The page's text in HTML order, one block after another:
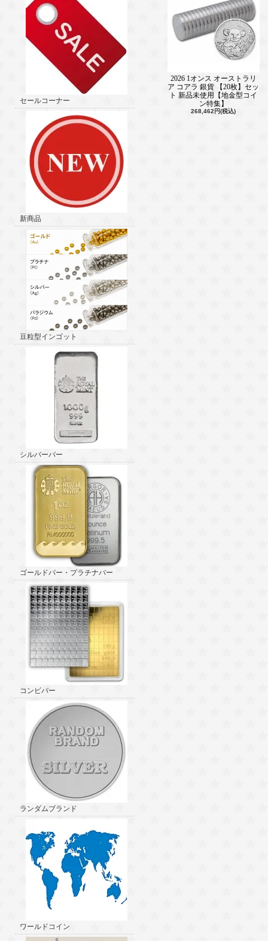
セールコーナー
新商品
豆粒型インゴット
シルバーバー
ゴールドバー・プラチナバー
コンビバー
ランダムブランド
ワールドコイン
2026 1オンス オーストラリ
ア コアラ 銀貨 【20枚】セッ
ト 新品未使用【地金型コイ
ン特集】
268,462円(税込)